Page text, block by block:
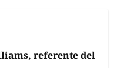
referente del